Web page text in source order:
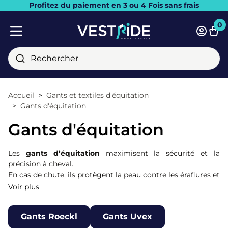
Profitez du paiement en 3 ou 4 Fois sans frais
Fermer
Rechercher
0
Accueil
Gants et textiles d'équitation
Gants d'équitation
Gants d'équitation
Les gants d’équitation maximisent la sécurité et la
précision à cheval.
En cas de chute, ils protègent la peau contre les éraflures et
les brûlures causées par le frottement avec le sol ou
ampoules et des irritations causées par le frottement des
rênes, particulièrement après de longues séances ou de
Voir plus
Gants Roeckl Gants Uvex